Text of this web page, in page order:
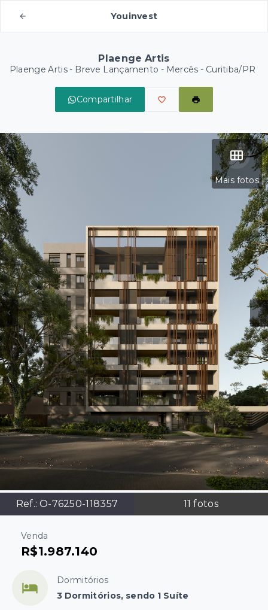
Youinvest
Plaenge Artis
Plaenge Artis - Breve Lançamento - Mercês - Curitiba/PR
Compartilhar
Mais fotos
Ref.: O-76250-118357 11 fotos
Venda
R$1.987.140
Dormitórios
3 Dormitórios, sendo 1 Suíte